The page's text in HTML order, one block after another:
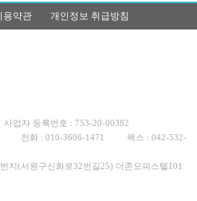
용약관 개인정보 취급방침
사업자 등록번호 : 753-20-00382
전화 : 010-3606-1471
팩스 : 042-532-
지(서원구신화로32번길25) 더존오피스텔101